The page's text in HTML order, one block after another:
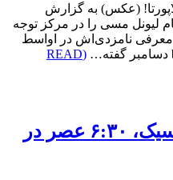
(عکس) به گزارش
لیونل مسی را در مرکز توجه
معرفی نامزدی‌اش در اواسط
(READ
ایران- آمریکا: دوئل کلاسیک، ۶:۳۰ عصر در